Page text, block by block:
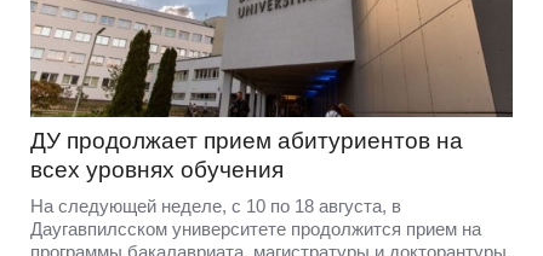
ДУ продолжает прием абитуриентов на
всех уровнях обучения
На следующей неделе, с 10 по 18 августа, в
Даугавпилсском университете продолжится прием на
программы бакалавриата, магистратуры и докторантуры.